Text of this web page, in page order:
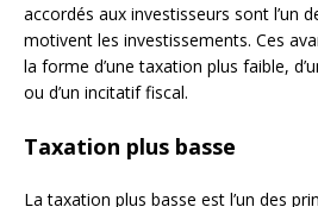
accordés aux investisseurs sont l’un
motivent les investissements. Ces
la forme d’une taxation plus faible,
ou d’un incitatif fiscal.
Taxation plus basse
La taxation plus basse est l’un des